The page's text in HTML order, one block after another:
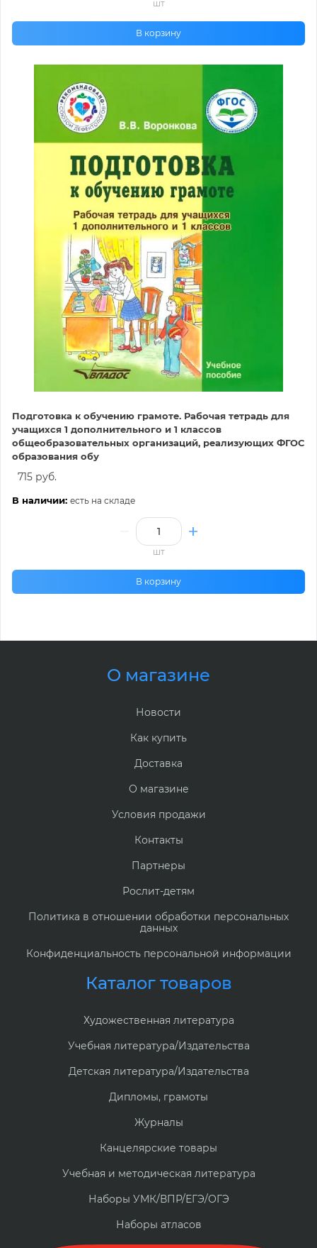
шт
В корзину
Подготовка к обучению грамоте. Рабочая тетрадь для
учащихся 1 дополнительного и 1 классов
общеобразовательных организаций, реализующих ФГОС
образования обу
715 руб.
В наличии: есть на складе
шт
В корзину
О магазине
Новости
Как купить
Доставка
О магазине
Условия продажи
Контакты
Партнеры
Рослит-детям
Политика в отношении обработки персональных
данных
Конфиденциальность персональной информации
Каталог товаров
Художественная литература
Учебная литература/Издательства
Детская литература/Издательства
Дипломы, грамоты
Журналы
Канцелярские товары
Учебная и методическая литература
Наборы УМК/ВПР/ЕГЭ/ОГЭ
Наборы атласов